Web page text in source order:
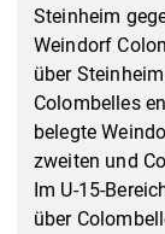
Steinheim
Weindorf
über
Colombelles
belegte
zweiten und
Im U-15-
über